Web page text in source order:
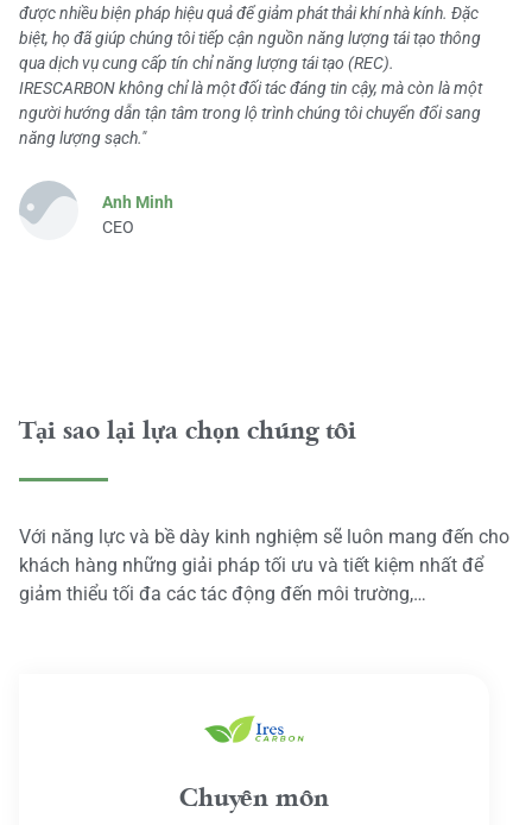
được nhiều biện pháp hiệu quả để giảm phát thải khí nhà kính. Đặc
biệt, họ đã giúp chúng tôi tiếp cận nguồn năng lượng tái tạo thông
qua dịch vụ cung cấp tín chỉ năng lượng tái tạo (REC).
IRESCARBON không chỉ là một đối tác đáng tin cậy, mà còn là một
người hướng dẫn tận tâm trong lộ trình chúng tôi chuyển đổi sang
năng lượng sạch."
Anh Minh
CEO
Tại sao lại lựa chọn chúng tôi
Với năng lực và bề dày kinh nghiệm sẽ luôn mang đến cho
khách hàng những giải pháp tối ưu và tiết kiệm nhất để
giảm thiểu tối đa các tác động đến môi trường,…
Chuyên môn